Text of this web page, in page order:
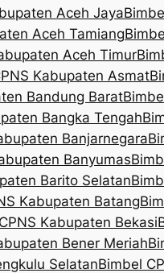
Aceh Jaya
Aceh Tamiang
Aceh Timur
Kabupaten Asmat
Bandung Barat
Bangka Tengah
Banjarnegara
Banyumas
Barito Selatan
Kabupaten Batang
Kabupaten Bekasi
Bener Meriah
SelatanBimbel